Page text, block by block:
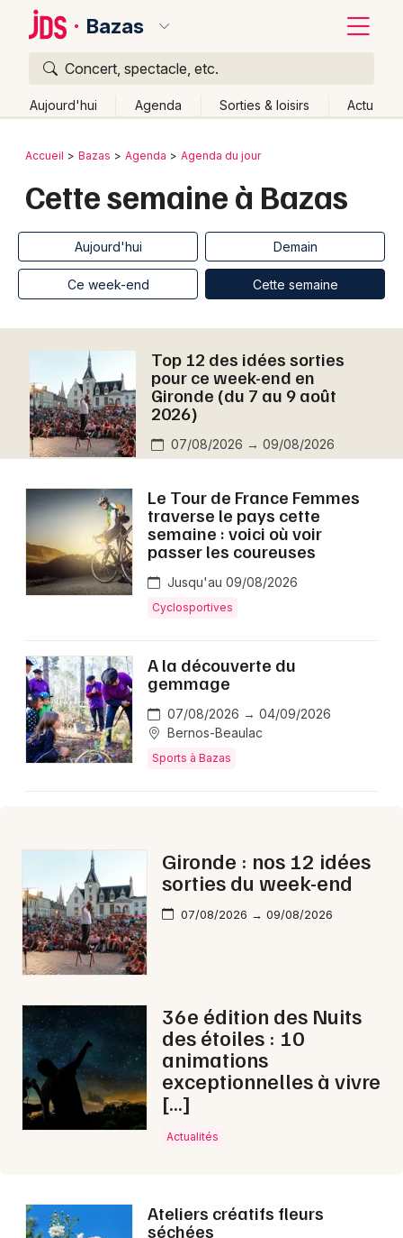
Bazas
Concert, spectacle, etc.
Aujourd'hui Agenda Sorties & loisirs Actu
Publier un événement
Grands événements
Manifestations
Foires & salons
Spectacles
Concerts
Sports
Soirées
Expos
Sorties & loisirs
Cette semaine en Gironde
Cette semaine en Aquitaine
Newsletter des sorties
Actus à Bazas
Magazine à Bazas
Bordeaux
Lille
Lyon
Mulhouse
Montpellier
Nantes
Nice
Paris
Strasbourg
Toulouse
Retour
Accueil Bazas Agenda Agenda du jour
Cette semaine à Bazas
Aujourd'hui Demain
Ce week-end Cette semaine
Top 12 des idées sorties
pour ce week-end en
Gironde (du 7 au 9 août
2026)
07/08/2026 → 09/08/2026
Le Tour de France Femmes
traverse le pays cette
semaine : voici où voir
passer les coureuses
Jusqu'au 09/08/2026
Cyclosportives
A la découverte du
gemmage
07/08/2026 → 04/09/2026
Bernos-Beaulac
Sports à Bazas
Gironde : nos 12 idées
sorties du week-end
07/08/2026 → 09/08/2026
36e édition des Nuits
des étoiles : 10
animations
exceptionnelles à vivre
[…]
Actualités
Ateliers créatifs fleurs
séchées
Quoi ?
Où ?
Près de moi
Changer de lieu
Effacer les dates
Aujourd'hui
Demain Ce week-end Autre